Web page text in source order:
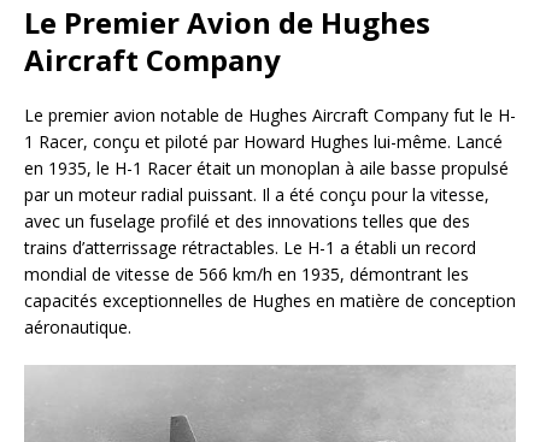
Le Premier Avion de Hughes
Aircraft Company
Le premier avion notable de Hughes Aircraft Company fut le H-
1 Racer, conçu et piloté par Howard Hughes lui-même. Lancé
en 1935, le H-1 Racer était un monoplan à aile basse propulsé
par un moteur radial puissant. Il a été conçu pour la vitesse,
avec un fuselage profilé et des innovations telles que des
trains d’atterrissage rétractables. Le H-1 a établi un record
mondial de vitesse de 566 km/h en 1935, démontrant les
capacités exceptionnelles de Hughes en matière de conception
aéronautique.